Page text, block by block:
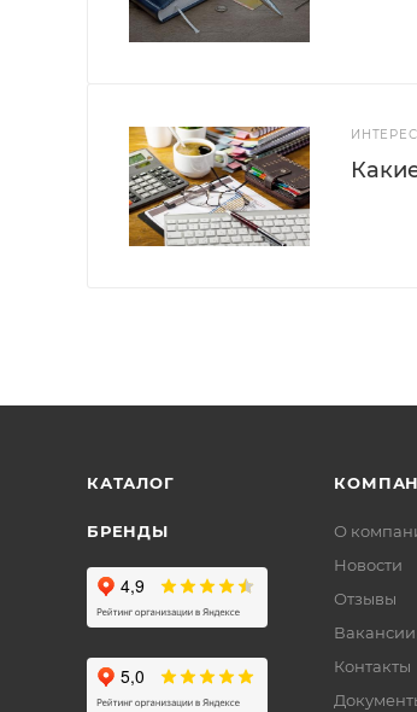
КАТАЛОГ
БРЕНДЫ
О
Новости
Отзывы
Вакансии
Контакты